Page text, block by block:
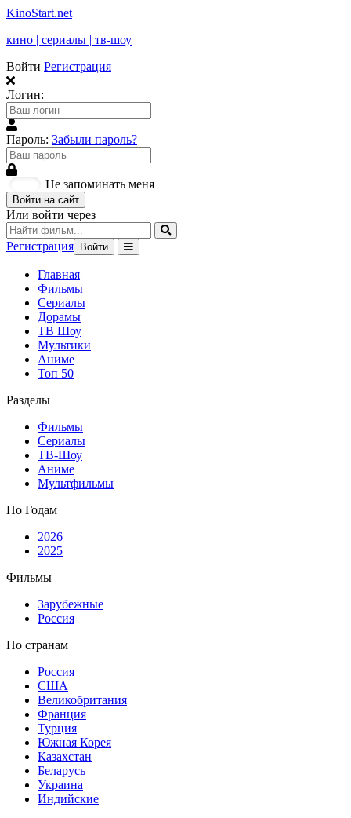
KinoStart.net
кино | сериалы | тв-шоу
Войти Регистрация
Логин:
Пароль: Забыли пароль?
Не запоминать меня
Войти на сайт
Или войти через
Регистрация Войти
Главная
Фильмы
Сериалы
Дорамы
ТВ Шоу
Мультики
Аниме
Топ 50
Разделы
Фильмы
Сериалы
ТВ-Шоу
Аниме
Мультфильмы
По Годам
2026
2025
Фильмы
Зарубежные
Россия
По странам
Россия
США
Великобритания
Франция
Турция
Южная Корея
Казахстан
Беларусь
Украина
Индийские